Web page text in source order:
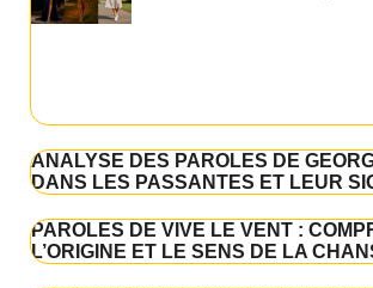
ANALYSE DES PAROLES DE
DANS LES PASSANTES ET LEUR
PAROLES DE VIVE LE VENT :
L’ORIGINE ET LE SENS DE LA